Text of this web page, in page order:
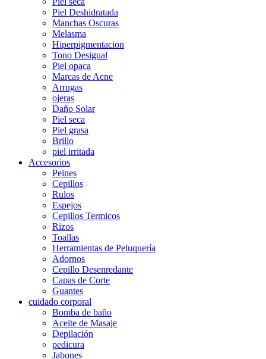
Piel Deshidratada
Manchas Oscuras
Melasma
Hiperpigmentacion
Tono Desigual
Piel opaca
Marcas de Acne
Arrugas
ojeras
Daño Solar
Piel seca
Piel grasa
Brillo
piel irritada
Accesorios
Peines
Cepillos
Rulos
Espejos
Cepillos Termicos
Rizos
Toallas
Herramientas de Peluquería
Adornos
Cepillo Desenredante
Capas de Corte
Guantes
cuidado corporal
Bomba de baño
Aceite de Masaje
Depilación
pedicura
Jabones